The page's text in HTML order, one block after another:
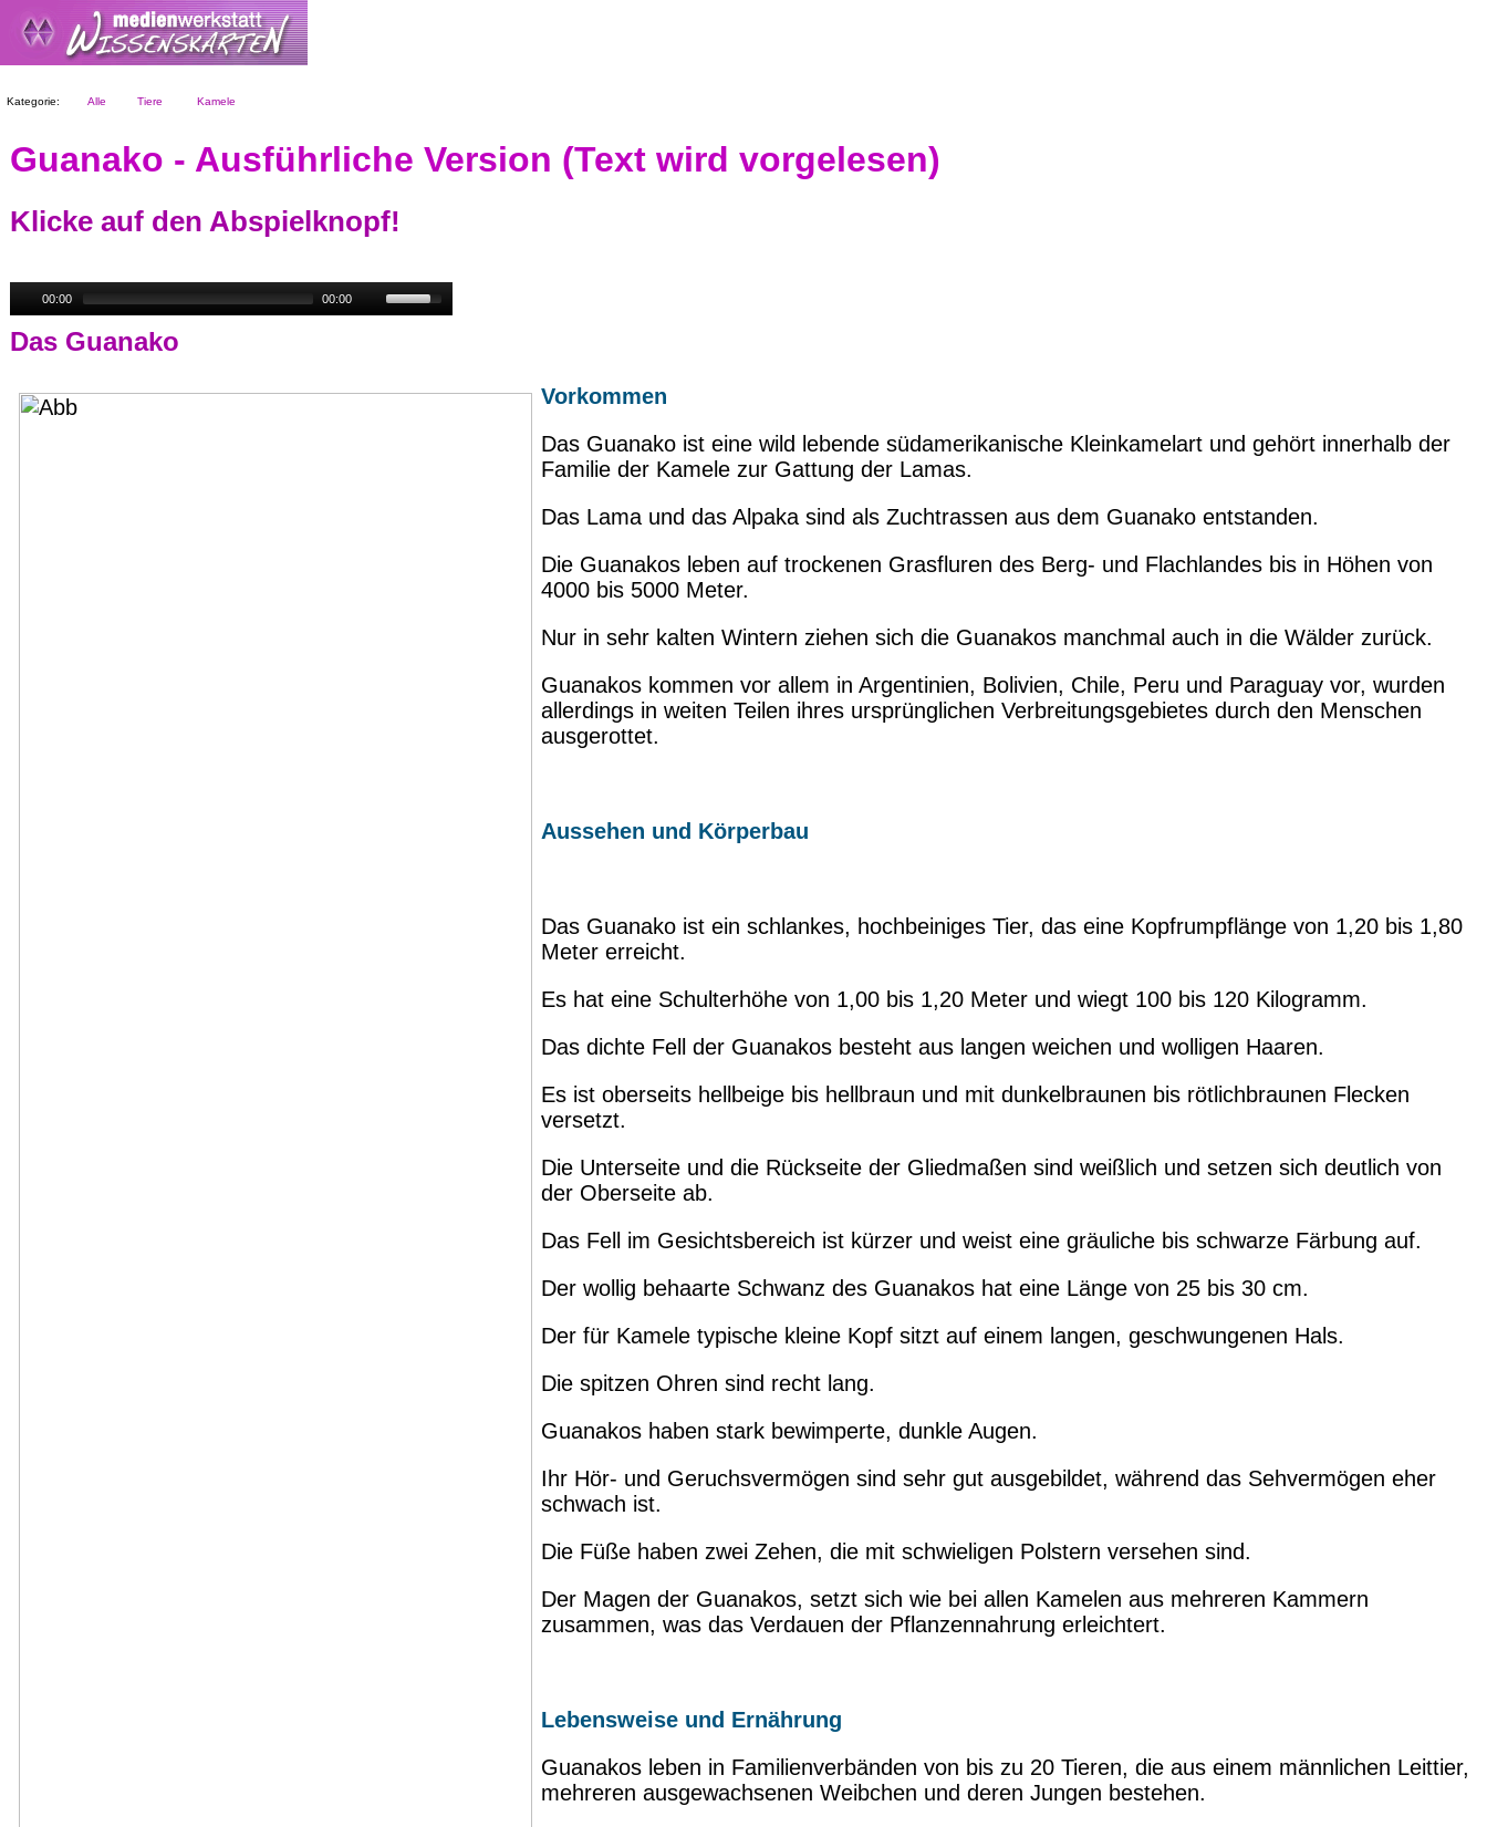
Kategorie: Alle Tiere Kamele
Guanako - Ausführliche Version (Text wird vorgelesen)
Klicke auf den Abspielknopf!
00:00 00:00
Das Guanako
Vorkommen
Das Guanako ist eine wild lebende südamerikanische Kleinkamelart und gehört innerhalb der
Familie der Kamele zur Gattung der Lamas.
Das Lama und das Alpaka sind als Zuchtrassen aus dem Guanako entstanden.
Die Guanakos leben auf trockenen Grasfluren des Berg- und Flachlandes bis in Höhen von
4000 bis 5000 Meter.
Nur in sehr kalten Wintern ziehen sich die Guanakos manchmal auch in die Wälder zurück.
Guanakos kommen vor allem in Argentinien, Bolivien, Chile, Peru und Paraguay vor, wurden
allerdings in weiten Teilen ihres ursprünglichen Verbreitungsgebietes durch den Menschen
ausgerottet.
Aussehen und Körperbau
Das Guanako ist ein schlankes, hochbeiniges Tier, das eine Kopfrumpflänge von 1,20 bis 1,80
Meter erreicht.
Es hat eine Schulterhöhe von 1,00 bis 1,20 Meter und wiegt 100 bis 120 Kilogramm.
Das dichte Fell der Guanakos besteht aus langen weichen und wolligen Haaren.
Es ist oberseits hellbeige bis hellbraun und mit dunkelbraunen bis rötlichbraunen Flecken
versetzt.
Die Unterseite und die Rückseite der Gliedmaßen sind weißlich und setzen sich deutlich von
der Oberseite ab.
Das Fell im Gesichtsbereich ist kürzer und weist eine gräuliche bis schwarze Färbung auf.
Der wollig behaarte Schwanz des Guanakos hat eine Länge von 25 bis 30 cm.
Der für Kamele typische kleine Kopf sitzt auf einem langen, geschwungenen Hals.
Die spitzen Ohren sind recht lang.
Guanakos haben stark bewimperte, dunkle Augen.
Ihr Hör- und Geruchsvermögen sind sehr gut ausgebildet, während das Sehvermögen eher
schwach ist.
Die Füße haben zwei Zehen, die mit schwieligen Polstern versehen sind.
Der Magen der Guanakos, setzt sich wie bei allen Kamelen aus mehreren Kammern
zusammen, was das Verdauen der Pflanzennahrung erleichtert.
Lebensweise und Ernährung
Guanakos leben in Familienverbänden von bis zu 20 Tieren, die aus einem männlichen Leittier,
mehreren ausgewachsenen Weibchen und deren Jungen bestehen.